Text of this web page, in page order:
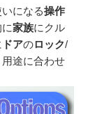
になる操作
家族にクル
ドアのロック/
途に合わせ